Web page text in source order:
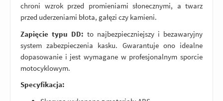
chroni wzrok przed promieniami słonecznymi, a twarz
przed uderzeniami błota, gałęzi czy kamieni.
Zapięcie typu DD: to najbezpieczniejszy i bezawaryjny
system zabezpieczenia kasku. Gwarantuje ono idealne
dopasowanie i jest wymagane w profesjonalnym sporcie
motocyklowym.
Specyfikacja: